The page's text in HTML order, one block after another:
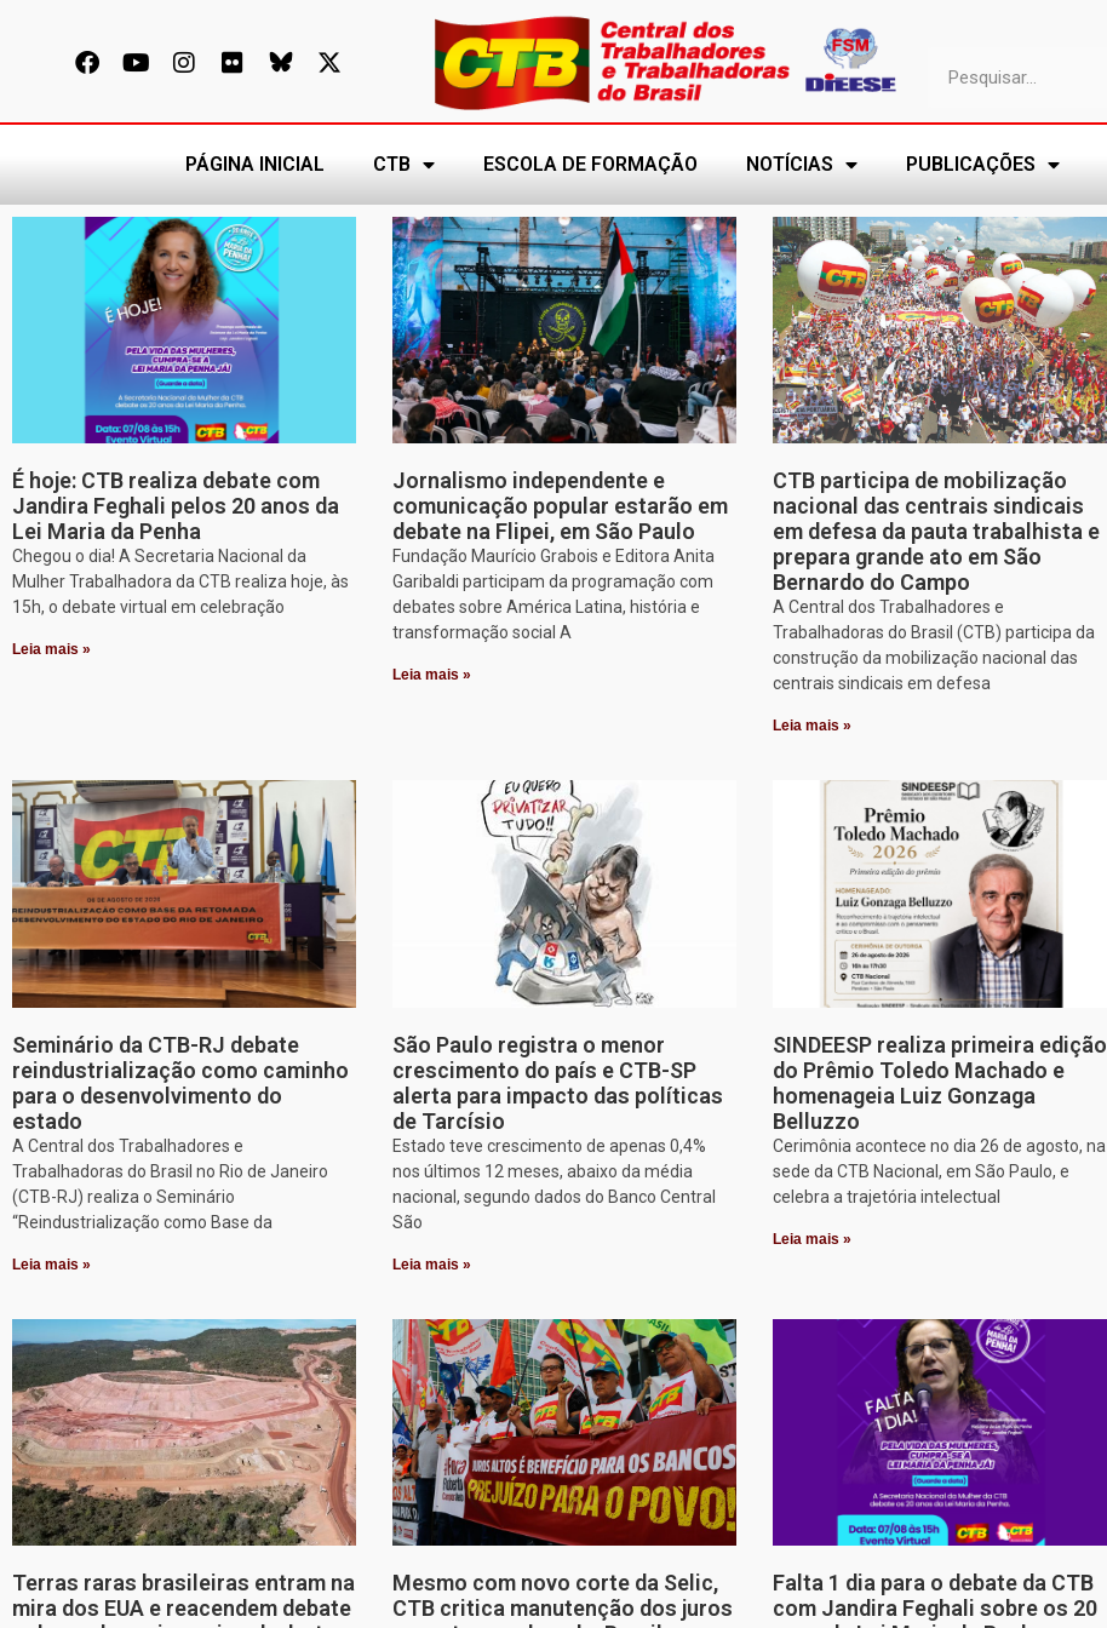
PÁGINA INICIAL CTB ESCOLA DE FORMAÇÃO NOTÍCIAS PUBLICAÇÕES
É hoje: CTB realiza debate com
Jandira Feghali pelos 20 anos da
Lei Maria da Penha
Chegou o dia! A Secretaria Nacional da
Mulher Trabalhadora da CTB realiza hoje, às
15h, o debate virtual em celebração
Leia mais »
Jornalismo independente e
comunicação popular estarão em
debate na Flipei, em São Paulo
Fundação Maurício Grabois e Editora Anita
Garibaldi participam da programação com
debates sobre América Latina, história e
transformação social A
Leia mais »
CTB participa de mobilização
nacional das centrais sindicais
em defesa da pauta trabalhista e
prepara grande ato em São
Bernardo do Campo
A Central dos Trabalhadores e
Trabalhadoras do Brasil (CTB) participa da
construção da mobilização nacional das
centrais sindicais em defesa
Leia mais »
Seminário da CTB-RJ debate
reindustrialização como caminho
para o desenvolvimento do
estado
A Central dos Trabalhadores e
Trabalhadoras do Brasil no Rio de Janeiro
(CTB-RJ) realiza o Seminário
“Reindustrialização como Base da
Leia mais »
São Paulo registra o menor
crescimento do país e CTB-SP
alerta para impacto das políticas
de Tarcísio
Estado teve crescimento de apenas 0,4%
nos últimos 12 meses, abaixo da média
nacional, segundo dados do Banco Central
São
Leia mais »
SINDEESP realiza primeira edição
do Prêmio Toledo Machado e
homenageia Luiz Gonzaga
Belluzzo
Cerimônia acontece no dia 26 de agosto, na
sede da CTB Nacional, em São Paulo, e
celebra a trajetória intelectual
Leia mais »
Terras raras brasileiras entram na
mira dos EUA e reacendem debate
Mesmo com novo corte da Selic,
CTB critica manutenção dos juros
Falta 1 dia para o debate da CTB
com Jandira Feghali sobre os 20